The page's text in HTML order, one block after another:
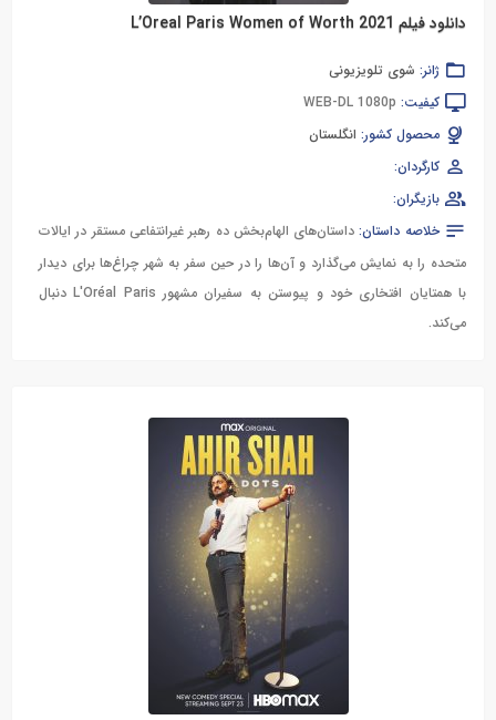
دانلود فیلم L’Oreal Paris Women of Worth 2021
ژانر: شوی تلویزیونی
کیفیت: WEB-DL 1080p
محصول کشور: انگلستان
کارگردان:
بازیگران:
خلاصه داستان: داستان‌های الهام‌بخش ده رهبر غیرانتفاعی مستقر در ایالات
متحده را به نمایش می‌گذارد و آن‌ها را در حین سفر به شهر چراغ‌ها برای دیدار
با همتایان افتخاری خود و پیوستن به سفیران مشهور L'Oréal Paris دنبال
می‌کند.